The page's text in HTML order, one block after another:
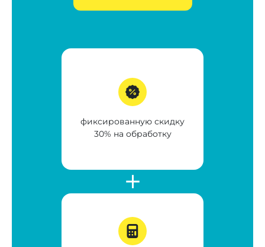
фиксированную скидку
30% на обработку